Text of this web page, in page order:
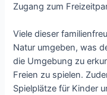
Zugang zum
Viele dieser
Natur umgeben, was
die Umgebung zu
Freien zu spielen.
Spielplätze für Kinder